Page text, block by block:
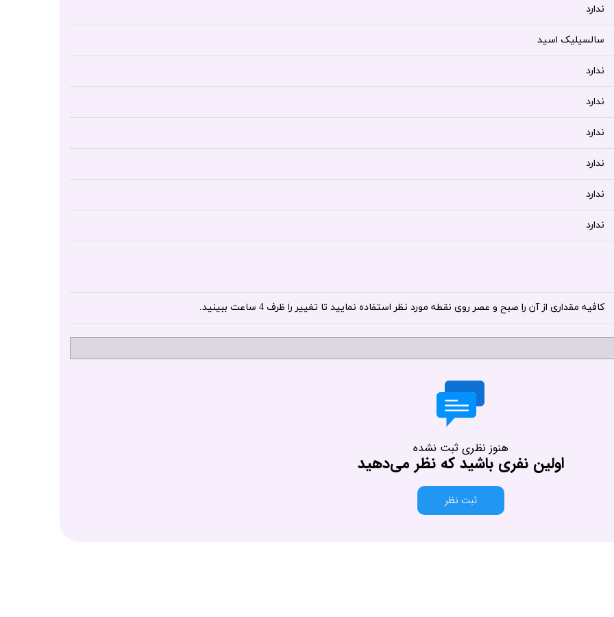
ندارد
سالسیلیک اسید
ندارد
ندارد
ندارد
ندارد
ندارد
ندارد
کافیه مقداری از آن را صبح و عصر روی نقطه مورد نظر استفاده نمایید تا تغییر را ظرف 4 ساعت ببینید.
هنوز نظری ثبت نشده
اولین نفری باشید که نظر می‌دهید
ثبت نظر